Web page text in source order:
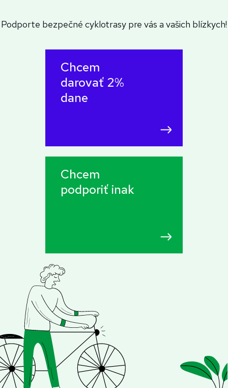
Podporte bezpečné cyklotrasy pre vás a vašich blízkych!
Chcem
darovať 2%
dane
Chcem
podporiť inak